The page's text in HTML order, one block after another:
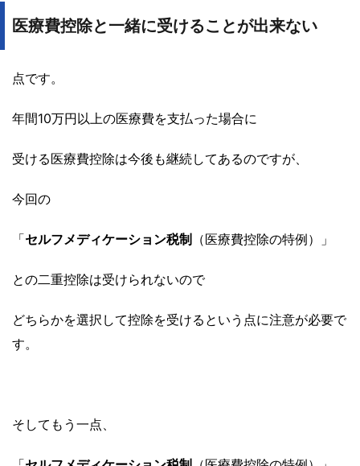
医療費控除と一緒に受けることが出来ない
点です。
年間10万円以上の医療費を支払った場合に
受ける医療費控除は今後も継続してあるのですが、
今回の
「セルフメディケーション税制 （医療費控除の特例）」
との二重控除は受けられないので
どちらかを選択して控除を受けるという点に注意が必要で
す。
そしてもう一点、